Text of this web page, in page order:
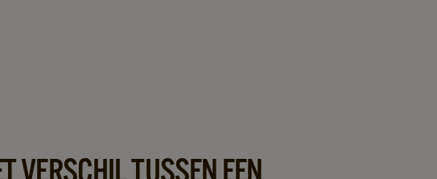
VERSCHIL TUSSEN EEN